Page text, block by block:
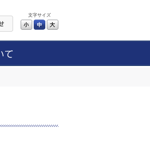
文字サイズ
小 中